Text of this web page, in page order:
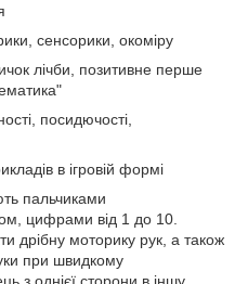
сенсорики, окоміру
лічби, позитивне перше
посидючості,
в ігровій формі
пальчиками
цифрами від 1 до 10.
дрібну моторику рук, а також
при швидкому
з однієї сторони в іншу.